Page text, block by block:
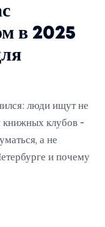
в 2025
люди ищут не
книжных клубов -
а не
и почему